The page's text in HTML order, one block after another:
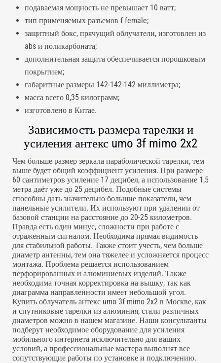
подаваемая мощность не превышает 10 ватт;
тип применяемых разъемов f female;
защитный бокс, прячущий облучатели, изготовлен из
abs и поликарбоната;
дополнительная защита обеспечивается порошковым
покрытием;
габаритные размеры 142-142-142 миллиметра;
масса всего 0,35 килограмм;
изготовлено в Китае.
Зависимость размера тарелки и
усиления антекс umo 3f mimo 2x2
Чем больше размер зеркала параболической тарелки, тем
выше будет общий коэффициент усиления. При размере
60 сантиметров усиление 17 децибел, а использование 1,5
метра даёт уже до 25 децибел. Подобные системы
способны дать значительно большие показатели, чем
панельные усилители. Их используют при удалении от
базовой станции на расстояние до 20-25 километров.
Правда есть один минус, сложности при работе с
отраженным сигналом. Необходима прямая видимость
для стабильной работы. Также стоит учесть, чем больше
диаметр антенны, тем она тяжелее и усложняется процесс
монтажа. Проблема решается использованием
перфорированных и алюминиевых изделий. Также
необходима точная корректировка на вышку, так как
диаграмма направленности имеет небольшой угол.
Купить облучатель антекс umo 3f mimo 2x2 в Москве, как
и спутниковые тарелки из алюминия, стали различных
диаметров можно в нашем магазине. Наши консультанты
подберут необходимое оборудование для усиления
мобильного интернета исключительно для ваших
условий, а профессиональные мастера выполнят все
сопутствующие работы по установке и подключению.